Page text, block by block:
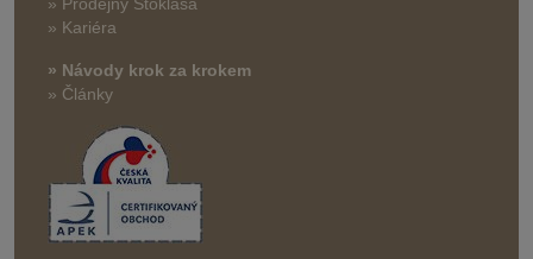
» Kariéra
» Návody krok za krokem
» Články